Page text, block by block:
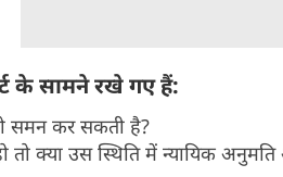
के सामने रखे गए हैं:
समन कर सकती है?
क्या उस स्थिति में न्यायिक अनुमति